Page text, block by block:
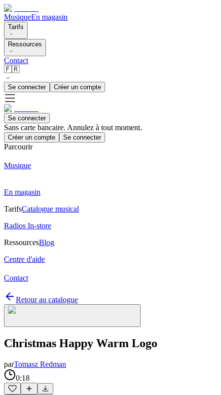
MusiqueEn magasin
Tarifs
Ressources
Contact
🇫🇷
Se connecter Créer un compte
Se connecter
Sans carte bancaire. Annulez à tout moment.
Créer un compte Se connecter
Parcourir
Musique
En magasin
TarifsCatalogue musical
Radios In-store
RessourcesBlog
Centre d'aide
Contact
Retour au catalogue
Christmas Happy Warm Logo
parTomasz Redman
0:18